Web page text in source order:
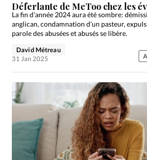
RUBRIQUES
Tous les articles
Actualité
Actualité internationale
Chronique
Dossier
Eglises
Opinions
Vécu
Vie Intérieure
Déferlante de MeToo chez les
La fin d’année 2024 aura été sombre:
anglican, condamnation d’un pasteur,
parole des abusées et abusés se libère.
David Métreau
31 Jan 2025